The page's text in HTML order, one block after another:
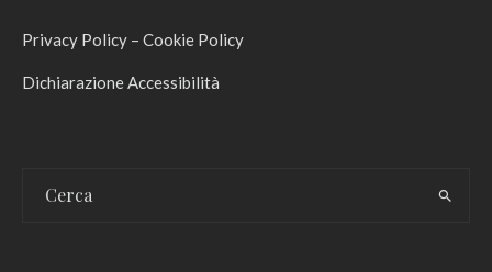
Privacy Policy – Cookie Policy
Dichiarazione Accessibilità